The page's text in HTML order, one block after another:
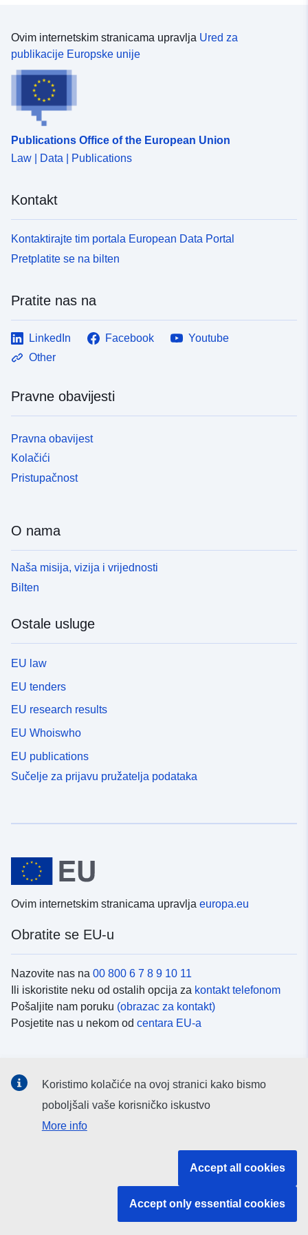
Ovim internetskim stranicama upravlja Ured za
publikacije Europske unije
Publications Office of the European Union
Law | Data | Publications
Kontakt
Kontaktirajte tim portala European Data Portal
Pretplatite se na bilten
Pratite nas na
LinkedIn Facebook
Youtube
Other
Pravne obavijesti
Pravna obavijest
Kolačići
Pristupačnost
O nama
Naša misija, vizija i vrijednosti
Bilten
Ostale usluge
EU law
EU tenders
EU research results
EU Whoiswho
EU publications
Sučelje za prijavu pružatelja podataka
Ovim internetskim stranicama upravlja europa.eu
Obratite se EU-u
Nazovite nas na 00 800 6 7 8 9 10 11
Ili iskoristite neku od ostalih opcija za kontakt telefonom
Pošaljite nam poruku (obrazac za kontakt)
Posjetite nas u nekom od centara EU-a
Potražite kanale EU-a nadruštvenim mrežama
Koristimo kolačiće na ovoj stranici kako bismo
poboljšali vaše korisničko iskustvo
More info
Accept all cookies
Accept only essential cookies